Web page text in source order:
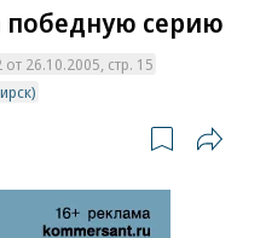
серию
26.10.2005, стр. 15